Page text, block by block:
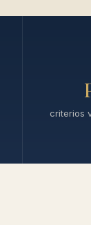
criterios